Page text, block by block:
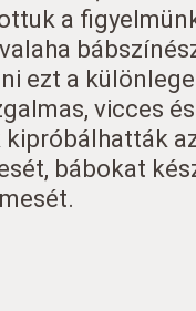
a
ezt a
vicces
bábokat